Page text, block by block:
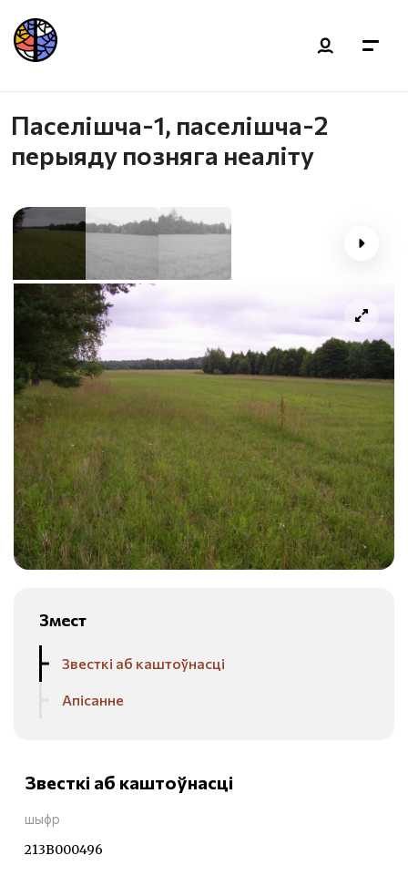
Паселішча-1, паселішча-2
перыяду позняга неаліту
Змест
Звесткі аб каштоўнасці
Апісанне
Звесткі аб каштоўнасці
шыфр
213В000496